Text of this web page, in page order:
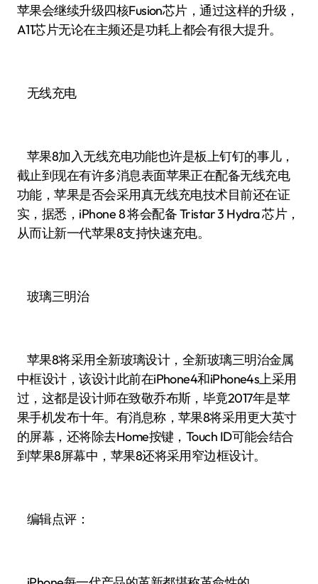
苹果会继续升级四核Fusion芯片，通过这样的升级，
A11芯片无论在主频还是功耗上都会有很大提升。
无线充电
苹果8加入无线充电功能也许是板上钉钉的事儿，
截止到现在有许多消息表面苹果正在配备无线充电
功能，苹果是否会采用真无线充电技术目前还在证
实，据悉，iPhone 8 将会配备 Tristar 3 Hydra 芯片，
从而让新一代苹果8支持快速充电。
玻璃三明治
苹果8将采用全新玻璃设计，全新玻璃三明治金属
中框设计，该设计此前在iPhone4和iPhone4s上采用
过，这都是设计师在致敬乔布斯，毕竟2017年是苹
果手机发布十年。有消息称，苹果8将采用更大英寸
的屏幕，还将除去Home按键，Touch ID可能会结合
到苹果8屏幕中，苹果8还将采用窄边框设计。
编辑点评：